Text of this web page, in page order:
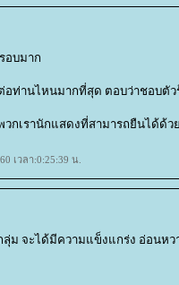
อบมาก
านไหนมากที่สุด ตอบว่าชอบตัว
กเรานักแสดงที่สามารถยืนได้ด้ว
เวลา:0:25:39 น.
ลุ่ม จะได้มีความแข็งแกร่ง อ่อนห